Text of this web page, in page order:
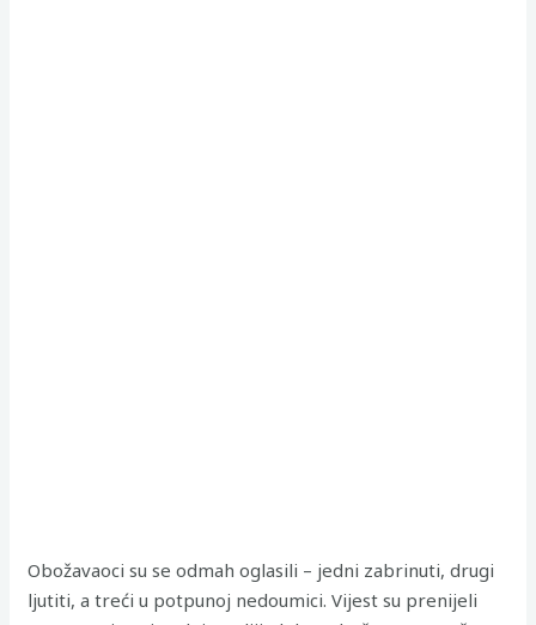
Obožavaoci su se odmah oglasili – jedni zabrinuti, drugi
ljutiti, a treći u potpunoj nedoumici. Vijest su prenijeli